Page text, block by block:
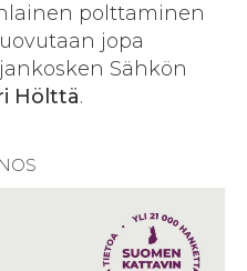
polttaminen
jopa
Sähkön
Hölttä.